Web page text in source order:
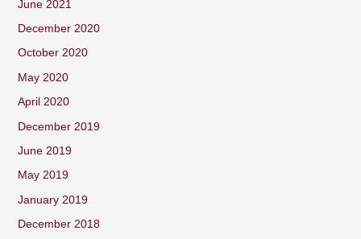
June 2021
December 2020
October 2020
May 2020
April 2020
December 2019
June 2019
May 2019
January 2019
December 2018